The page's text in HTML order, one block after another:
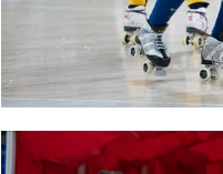
FC Barcelona club badge